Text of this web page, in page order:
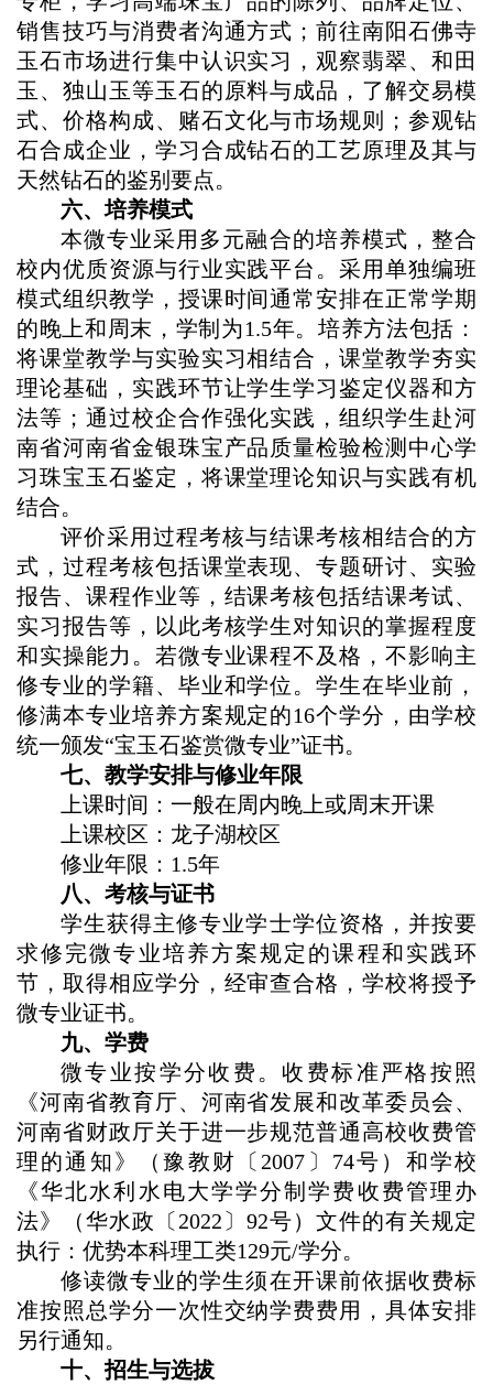
销售技巧与消费者沟通方式；前往南阳石佛寺
玉石市场进行集中认识实习，观察翡翠、和田
玉、独山玉等玉石的原料与成品，了解交易模
式、价格构成、赌石文化与市场规则；参观钻
石合成企业，学习合成钻石的工艺原理及其与
天然钻石的鉴别要点。
六、培养模式
本微专业采用多元融合的培养模式，整合
校内优质资源与行业实践平台。采用单独编班
模式组织教学，授课时间通常安排在正常学期
的晚上和周末，学制为1.5年。培养方法包括：
将课堂教学与实验实习相结合，课堂教学夯实
理论基础，实践环节让学生学习鉴定仪器和方
法等；通过校企合作强化实践，组织学生赴河
南省河南省金银珠宝产品质量检验检测中心学
习珠宝玉石鉴定，将课堂理论知识与实践有机
结合。
评价采用过程考核与结课考核相结合的方
式，过程考核包括课堂表现、专题研讨、实验
报告、课程作业等，结课考核包括结课考试、
实习报告等，以此考核学生对知识的掌握程度
和实操能力。若微专业课程不及格，不影响主
修专业的学籍、毕业和学位。学生在毕业前，
修满本专业培养方案规定的16个学分，由学校
统一颁发“宝玉石鉴赏微专业”证书。
七、教学安排与修业年限
上课时间： 一般在周内晚上或周末开课
上课校区： 龙子湖校区
修业年限： 1.5年
八、考核与证书
学生获得主修专业学士学位资格，并按要
求修完微专业培养方案规定的课程和实践环
节，取得相应学分，经审查合格，学校将授予
微专业证书。
九、学费
微专业按学分收费。收费标准严格按照
《河南省教育厅、河南省发展和改革委员会、
河南省财政厅关于进一步规范普通高校收费管
理的通知》（豫教财〔2007〕74号）和学校
《华北水利水电大学学分制学费收费管理办
法》（华水政〔2022〕92号）文件的有关规定
执行 ：优势本科理工类129元/学分。
修读微专业的学生须在开课前依据收费标
准按照总学分一次性交纳学费费用，具体安排
另行通知。
十、招生与选拔